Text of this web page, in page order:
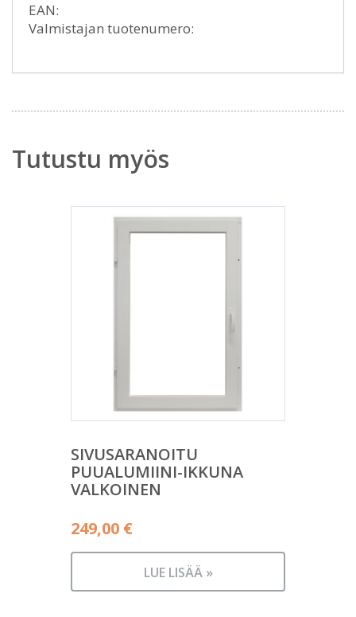
EAN:
Valmistajan tuotenumero:
Tutustu myös
SIVUSARANOITU
PUUALUMIINI-IKKUNA
VALKOINEN
249,00 €
LUE LISÄÄ »